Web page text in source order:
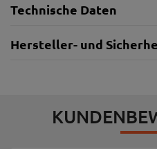
Technische Daten
Hersteller- und